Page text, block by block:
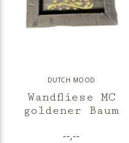
DUTCH MOOD
Wandfliese MC
goldener Baum
--,--